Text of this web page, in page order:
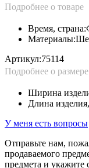
Подробнее о товаре
Материалы:
Время, страна:
Артикул:75114
Подробнее о размере
Длина
Ширина
У меня есть вопросы
Отправьте нам,
продаваемого
предмета и